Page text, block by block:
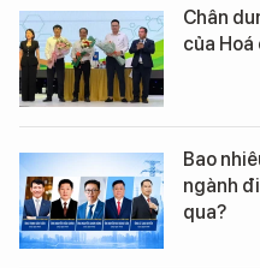
Chân
của
Bao
ngành
qua?